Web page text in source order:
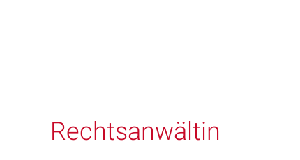
Rechtsanwältin